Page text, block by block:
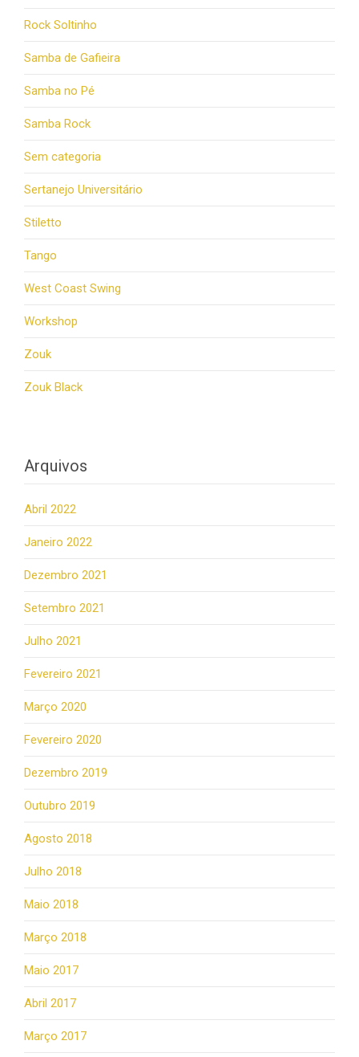
Rock Soltinho
Samba de Gafieira
Samba no Pé
Samba Rock
Sem categoria
Sertanejo Universitário
Stiletto
Tango
West Coast Swing
Workshop
Zouk
Zouk Black
Arquivos
Abril 2022
Janeiro 2022
Dezembro 2021
Setembro 2021
Julho 2021
Fevereiro 2021
Março 2020
Fevereiro 2020
Dezembro 2019
Outubro 2019
Agosto 2018
Julho 2018
Maio 2018
Março 2018
Maio 2017
Abril 2017
Março 2017